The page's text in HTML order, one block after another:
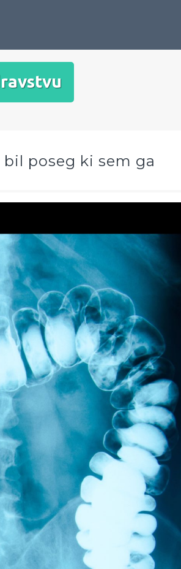
poseg ki sem ga